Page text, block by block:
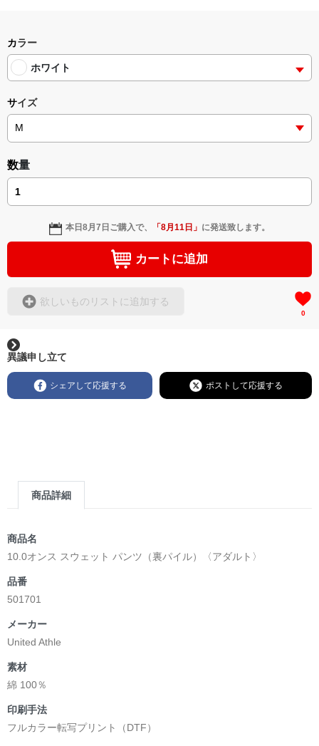
＜著者 : 作詞＞ 凛々風 猛 -リリカゼタケル
日本語版: https://amzn.asia/d/ipdf8cX
英語版: https://amzn.asia/d/1nwVIb6
▶︎弛まぬ言霊[+挿画50作品版]
＜小説+作詞20曲+挿画50作品>
＜著者: 作詞/挿画作成＞ 凛々風 猛 -リリカゼタケル
日本語版: https://amzn.asia/d/3czgKs8
英語版: https://amzn.asia/d/bpIME7s
▶︎弛まぬ言霊 <+挿画/スケッチ&塗り絵ver.版>
-ロードムービー系ミュージカル小説 +作詞20曲
+挿画スケッチスタイル&塗り絵バージョン-
＜著者/小説:作詞:挿画作成＞
凛々風 猛-リリカゼタケル
▶︎刺すように燃えるような眼差しは
[第2作品: 通常版.小説のみ.]
＜著者＞ 凛々風 猛 -リリカゼタケル
日本語版: https://amzn.asia/d/7GbUq3Z
[主人公である小説家の遺作]を絵本化。
＜小説/絵本版＞ 凛々風猛 -ririkazetakeru
英語版: https://amzn.asia/d/8u7Cebe
＿＿＿＿＿＿＿＿＿＿＿＿＿＿＿＿＿＿＿＿＿＿
▶︎刺すように燃えるような眼差しは [+挿画51作品版]
＜著者: 絵本/挿画作成＞ 凛々風 猛 -リリカゼタケル
日本語版: https://amzn.asia/d/8oNk92Q
<デザイン画集&グッズカタログ>
小説 [弛まぬ言霊]
挿画&グッズカタログ <デザイン画集:BEST版>
カラー
ホワイト
サイズ
数量
本日8月7日 ご購入で、 「8月11日 」 に発送致します。
カートに追加
欲しいものリストに追加する
0
異議申し立て
シェアして応援する ポストして応援する
商品詳細
商品名
10.0オンス スウェット パンツ（裏パイル）〈アダルト〉
品番
501701
メーカー
United Athle
素材
綿 100％
印刷手法
フルカラー転写プリント（DTF）